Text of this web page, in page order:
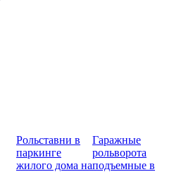
Рольставни в
паркинге
жилого дома на
Гаражные
рольворота
подъемные в